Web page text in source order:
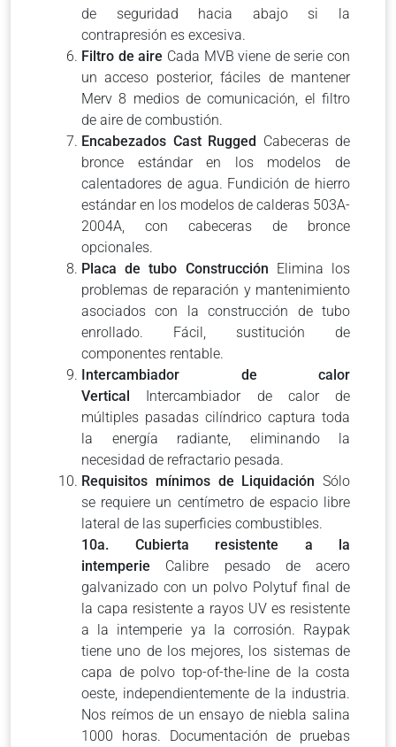
de seguridad hacia abajo si la
contrapresión es excesiva.
Filtro de aire Cada MVB viene de serie con
un acceso posterior, fáciles de mantener
Merv 8 medios de comunicación, el filtro
de aire de combustión.
Encabezados Cast Rugged Cabeceras de
bronce estándar en los modelos de
calentadores de agua. Fundición de hierro
estándar en los modelos de calderas 503A-
2004A, con cabeceras de bronce
opcionales.
Placa de tubo Construcción Elimina los
problemas de reparación y mantenimiento
asociados con la construcción de tubo
enrollado. Fácil, sustitución de
componentes rentable.
Intercambiador de calor
Vertical Intercambiador de calor de
múltiples pasadas cilíndrico captura toda
la energía radiante, eliminando la
necesidad de refractario pesada.
Requisitos mínimos de Liquidación Sólo
se requiere un centímetro de espacio libre
lateral de las superficies combustibles.
10a. Cubierta resistente a la
intemperie Calibre pesado de acero
galvanizado con un polvo Polytuf final de
la capa resistente a rayos UV es resistente
a la intemperie ya la corrosión. Raypak
tiene uno de los mejores, los sistemas de
capa de polvo top-of-the-line de la costa
oeste, independientemente de la industria.
Nos reímos de un ensayo de niebla salina
1000 horas. Documentación de pruebas